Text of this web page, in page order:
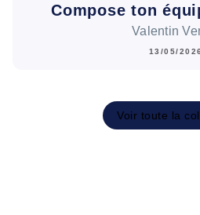
Compose ton
Valentin
13/05/2026
Voir toute la